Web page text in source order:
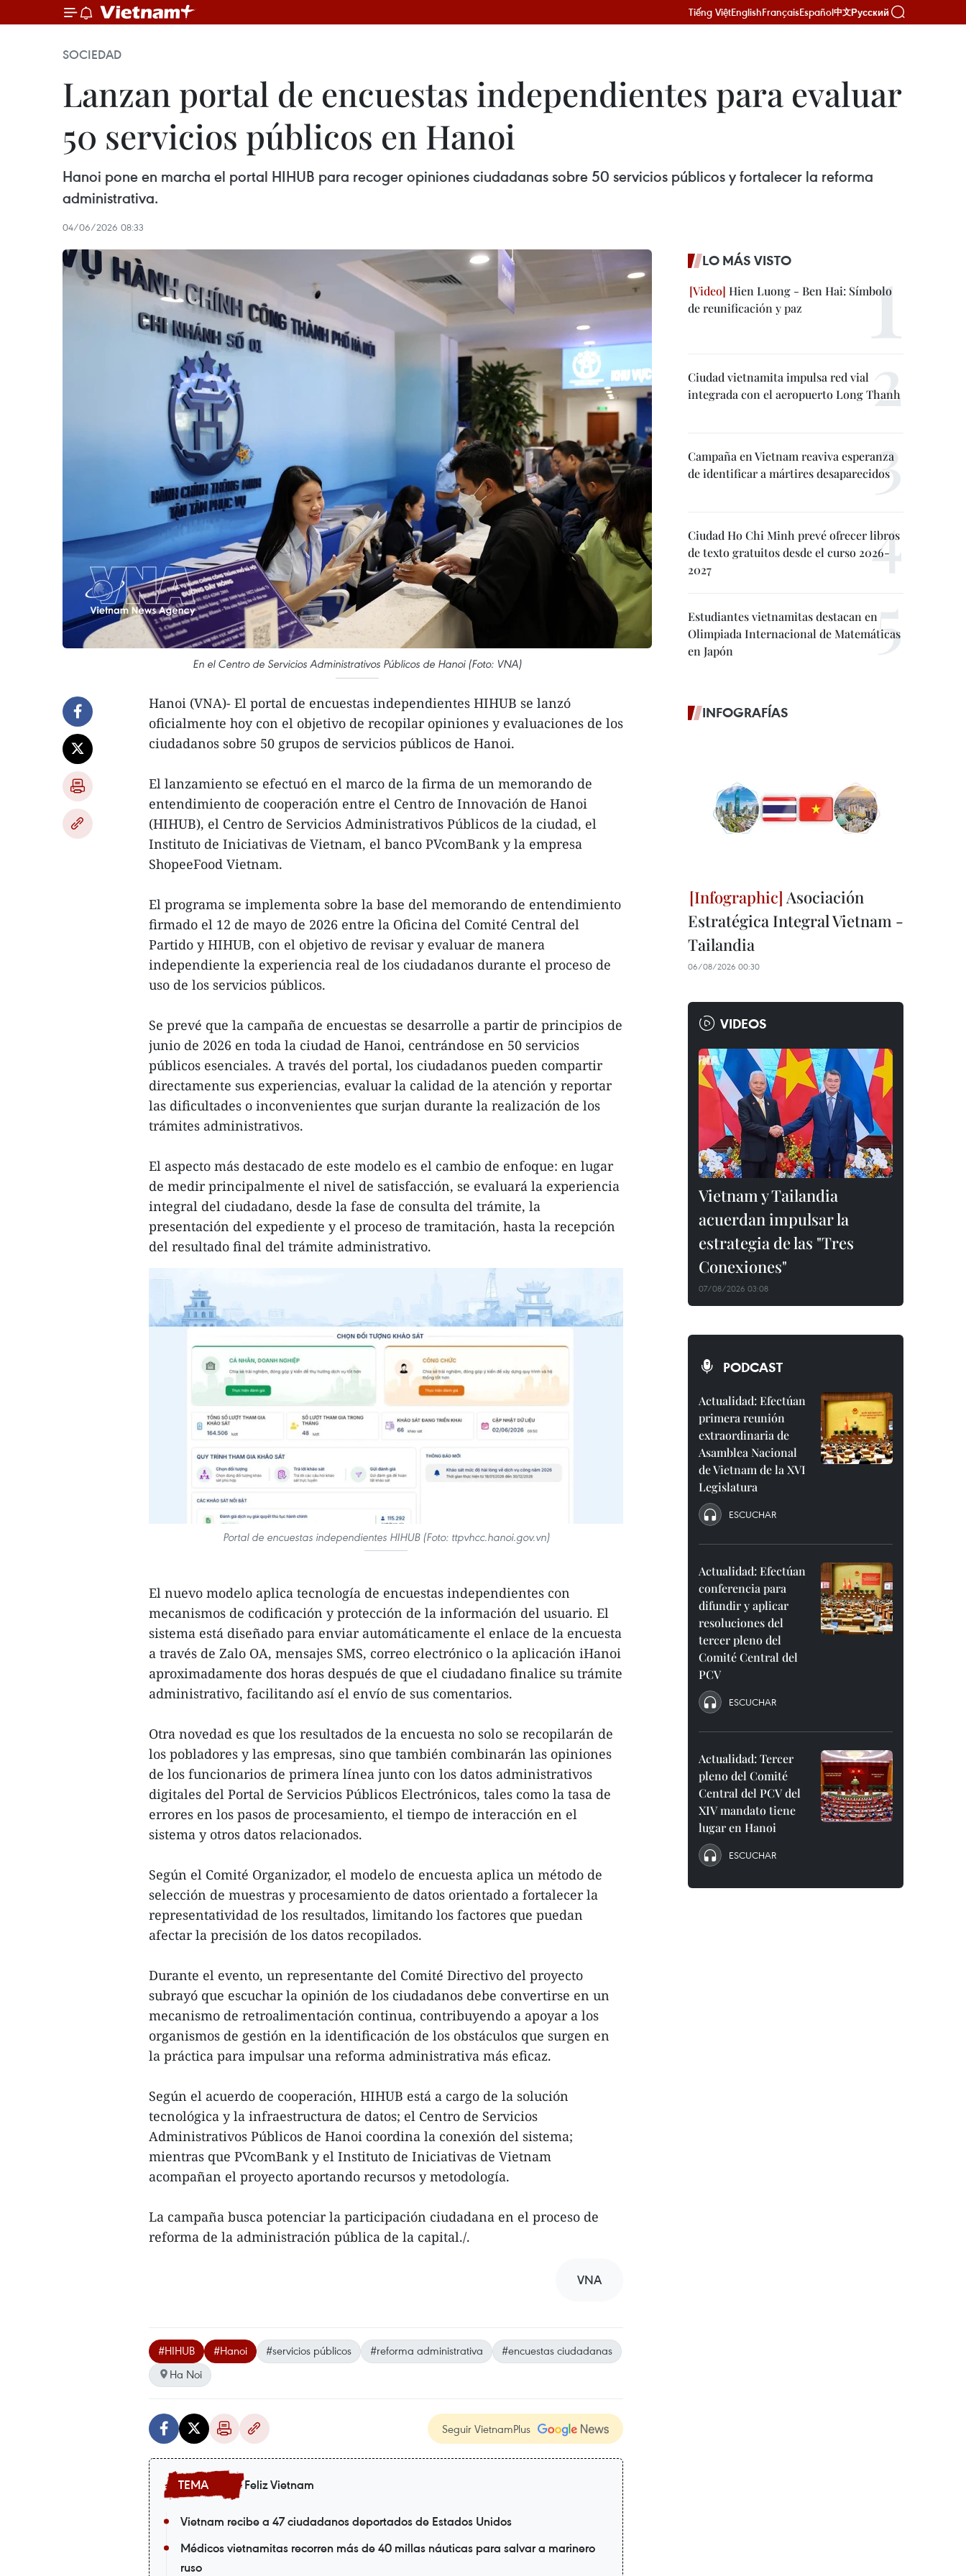
Tiếng ViệtEnglishFrançaisEspañol中文Русский
SOCIEDAD
Lanzan portal de encuestas independientes para evaluar
50 servicios públicos en Hanoi
Hanoi pone en marcha el portal HIHUB para recoger opiniones ciudadanas sobre 50 servicios públicos y fortalecer la reforma
administrativa.
04/06/2026 08:33
En el Centro de Servicios Administrativos Públicos de Hanoi (Foto: VNA)
Hanoi (VNA)- El portal de encuestas independientes HIHUB se lanzó
oficialmente hoy con el objetivo de recopilar opiniones y evaluaciones de los
ciudadanos sobre 50 grupos de servicios públicos de Hanoi.
El lanzamiento se efectuó en el marco de la firma de un memorando de
entendimiento de cooperación entre el Centro de Innovación de Hanoi
(HIHUB), el Centro de Servicios Administrativos Públicos de la ciudad, el
Instituto de Iniciativas de Vietnam, el banco PVcomBank y la empresa
ShopeeFood Vietnam.
El programa se implementa sobre la base del memorando de entendimiento
firmado el 12 de mayo de 2026 entre la Oficina del Comité Central del
Partido y HIHUB, con el objetivo de revisar y evaluar de manera
independiente la experiencia real de los ciudadanos durante el proceso de
uso de los servicios públicos.
Se prevé que la campaña de encuestas se desarrolle a partir de principios de
junio de 2026 en toda la ciudad de Hanoi, centrándose en 50 servicios
públicos esenciales. A través del portal, los ciudadanos pueden compartir
directamente sus experiencias, evaluar la calidad de la atención y reportar
las dificultades o inconvenientes que surjan durante la realización de los
trámites administrativos.
El aspecto más destacado de este modelo es el cambio de enfoque: en lugar
de medir principalmente el nivel de satisfacción, se evaluará la experiencia
integral del ciudadano, desde la fase de consulta del trámite, la
presentación del expediente y el proceso de tramitación, hasta la recepción
del resultado final del trámite administrativo.
Portal de encuestas independientes HIHUB (Foto: ttpvhcc.hanoi.gov.vn)
El nuevo modelo aplica tecnología de encuestas independientes con
mecanismos de codificación y protección de la información del usuario. El
sistema está diseñado para enviar automáticamente el enlace de la encuesta
a través de Zalo OA, mensajes SMS, correo electrónico o la aplicación iHanoi
aproximadamente dos horas después de que el ciudadano finalice su trámite
administrativo, facilitando así el envío de sus comentarios.
Otra novedad es que los resultados de la encuesta no solo se recopilarán de
los pobladores y las empresas, sino que también combinarán las opiniones
de los funcionarios de primera línea junto con los datos administrativos
digitales del Portal de Servicios Públicos Electrónicos, tales como la tasa de
errores en los pasos de procesamiento, el tiempo de interacción en el
sistema y otros datos relacionados.
Según el Comité Organizador, el modelo de encuesta aplica un método de
selección de muestras y procesamiento de datos orientado a fortalecer la
representatividad de los resultados, limitando los factores que puedan
afectar la precisión de los datos recopilados.
Durante el evento, un representante del Comité Directivo del proyecto
subrayó que escuchar la opinión de los ciudadanos debe convertirse en un
mecanismo de retroalimentación continua, contribuyendo a apoyar a los
organismos de gestión en la identificación de los obstáculos que surgen en
la práctica para impulsar una reforma administrativa más eficaz.
Según el acuerdo de cooperación, HIHUB está a cargo de la solución
tecnológica y la infraestructura de datos; el Centro de Servicios
Administrativos Públicos de Hanoi coordina la conexión del sistema;
mientras que PVcomBank y el Instituto de Iniciativas de Vietnam
acompañan el proyecto aportando recursos y metodología.
La campaña busca potenciar la participación ciudadana en el proceso de
reforma de la administración pública de la capital./.
VNA
#HIHUB #Hanoi #servicios públicos #reforma administrativa
#encuestas ciudadanas
Ha Noi
Seguir VietnamPlus
Feliz Vietnam
Vietnam recibe a 47 ciudadanos deportados de Estados Unidos
Médicos vietnamitas recorren más de 40 millas náuticas para salvar a marinero
ruso
LO MÁS VISTO
Hien Luong - Ben Hai: Símbolo
de reunificación y paz
Ciudad vietnamita impulsa red vial
integrada con el aeropuerto Long Thanh
Campaña en Vietnam reaviva esperanza
de identificar a mártires desaparecidos
Ciudad Ho Chi Minh prevé ofrecer libros
de texto gratuitos desde el curso 2026-
2027
Estudiantes vietnamitas destacan en
Olimpiada Internacional de Matemáticas
en Japón
INFOGRAFÍAS
Asociación
Estratégica Integral Vietnam -
Tailandia
06/08/2026 00:30
VIDEOS
Vietnam y Tailandia
acuerdan impulsar la
estrategia de las "Tres
Conexiones"
07/08/2026 03:08
PODCAST
Actualidad: Efectúan
primera reunión
extraordinaria de
Asamblea Nacional
de Vietnam de la XVI
Legislatura
ESCUCHAR
Actualidad: Efectúan
conferencia para
difundir y aplicar
resoluciones del
tercer pleno del
Comité Central del
PCV
ESCUCHAR
Actualidad: Tercer
pleno del Comité
Central del PCV del
XIV mandato tiene
lugar en Hanoi
ESCUCHAR